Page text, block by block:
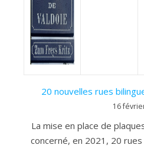
20 nouvelles rues
16
La mise en place de
concerné, en 2021, 20